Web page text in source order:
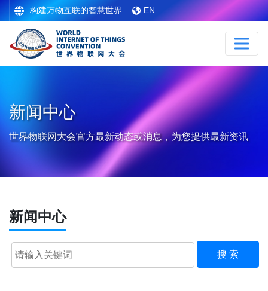
构建万物互联的智慧世界 EN
新闻中心
世界物联网大会官方最新动态或消息，为您提供最新资讯
新闻中心
搜 索